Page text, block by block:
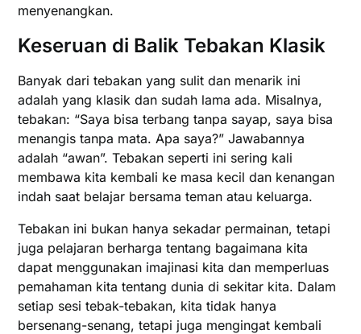
menyenangkan.
Keseruan di Balik Tebakan Klasik
Banyak dari tebakan yang sulit dan menarik ini
adalah yang klasik dan sudah lama ada. Misalnya,
tebakan: “Saya bisa terbang tanpa sayap, saya bisa
menangis tanpa mata. Apa saya?” Jawabannya
adalah “awan”. Tebakan seperti ini sering kali
membawa kita kembali ke masa kecil dan kenangan
indah saat belajar bersama teman atau keluarga.
Tebakan ini bukan hanya sekadar permainan, tetapi
juga pelajaran berharga tentang bagaimana kita
dapat menggunakan imajinasi kita dan memperluas
pemahaman kita tentang dunia di sekitar kita. Dalam
setiap sesi tebak-tebakan, kita tidak hanya
bersenang-senang, tetapi juga mengingat kembali